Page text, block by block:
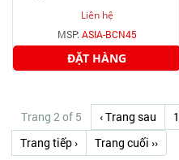
Liên hệ
MSP: ASIA-BCN45
ĐẶT HÀNG
Trang 2 of 5 ‹ Trang sau 1
Trang tiếp ›
Trang cuối ››